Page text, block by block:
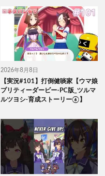
2026年8月8日
【実況#101】打倒健啖家【ウマ娘
プリティーダービー-PC版_ツルマ
ルツヨシ-育成ストーリー⑥】